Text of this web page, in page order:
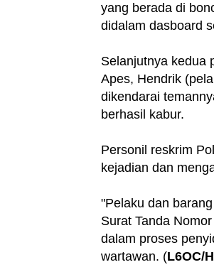
yang berada di
didalam dasboard
Selanjutnya kedua
Apes, Hendrik
dikendarai
berhasil kabur.
Personil reskrim
kejadian dan
"Pelaku dan
Surat Tanda
dalam proses
wartawan. (L6OC/